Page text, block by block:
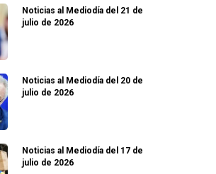
Noticias al Mediodía del 21 de
julio de 2026
Noticias al Mediodía del 20 de
julio de 2026
Noticias al Mediodía del 17 de
julio de 2026